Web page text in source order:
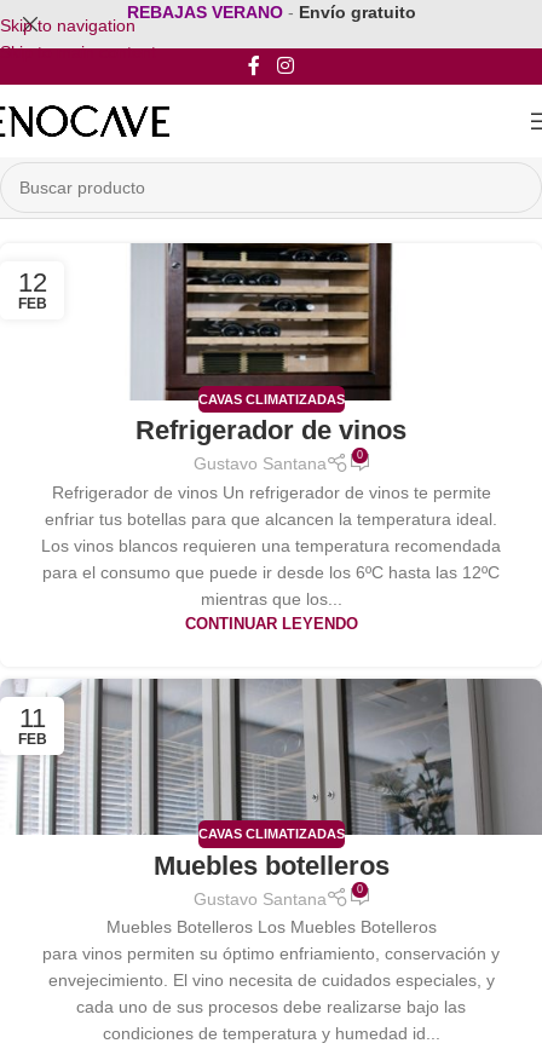
Skip to navigation
Skip to main content
REBAJAS VERANO - Envío gratuito
12
FEB
CAVAS CLIMATIZADAS
Refrigerador de vinos
Gustavo Santana 0
Refrigerador de vinos Un refrigerador de vinos te permite
enfriar tus botellas para que alcancen la temperatura ideal.
Los vinos blancos requieren una temperatura recomendada
para el consumo que puede ir desde los 6ºC hasta las 12ºC
mientras que los...
CONTINUAR LEYENDO
11
FEB
CAVAS CLIMATIZADAS
Muebles botelleros
Gustavo Santana 0
Muebles Botelleros Los Muebles Botelleros
para vinos permiten su óptimo enfriamiento, conservación y
envejecimiento. El vino necesita de cuidados especiales, y
cada uno de sus procesos debe realizarse bajo las
condiciones de temperatura y humedad id...